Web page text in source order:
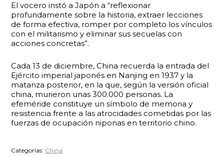
El vocero instó a Japón a “reflexionar
profundamente sobre la historia, extraer lecciones
de forma efectiva, romper por completo los vínculos
con el militarismo y eliminar sus secuelas con
acciones concretas”.
Cada 13 de diciembre, China recuerda la entrada del
Ejército imperial japonés en Nanjing en 1937 y la
matanza posterior, en la que, según la versión oficial
china, murieron unas 300.000 personas. La
efeméride constituye un símbolo de memoria y
resistencia frente a las atrocidades cometidas por las
fuerzas de ocupación niponas en territorio chino.
Categorías: China